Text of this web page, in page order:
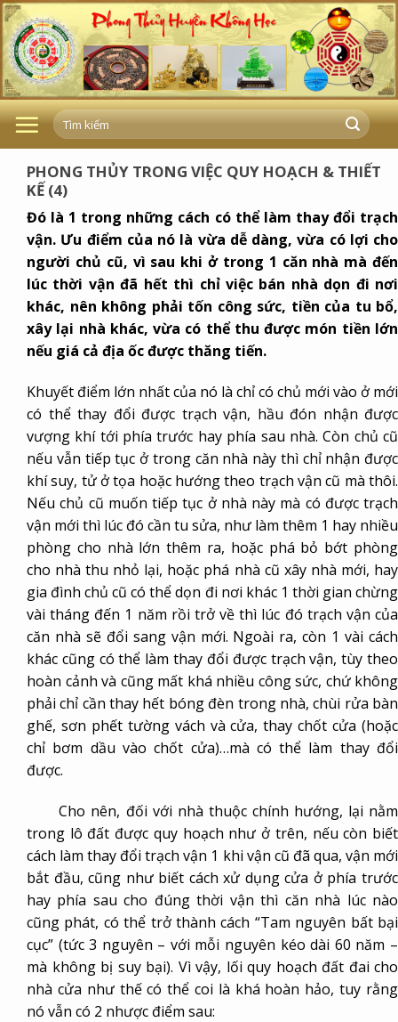
Skip
to
content
PHONG THỦY TRONG VIỆC QUY HOẠCH & THIẾT
KẾ (4)
Đó là 1 trong những cách có thể làm thay đổi trạch
vận. Ưu điểm của nó là vừa dễ dàng, vừa có lợi cho
người chủ cũ, vì sau khi ở trong 1 căn nhà mà đến
lúc thời vận đã hết thì chỉ việc bán nhà dọn đi nơi
khác, nên không phải tốn công sức, tiền của tu bổ,
xây lại nhà khác, vừa có thể thu được món tiền lớn
nếu giá cả địa ốc được thăng tiến.
Khuyết điểm lớn nhất của nó là chỉ có chủ mới vào ở mới
có thể thay đổi được trạch vận, hầu đón nhận được
vượng khí tới phía trước hay phía sau nhà. Còn chủ cũ
nếu vẫn tiếp tục ở trong căn nhà này thì chỉ nhận được
khí suy, tử ở tọa hoặc hướng theo trạch vận cũ mà thôi.
Nếu chủ cũ muốn tiếp tục ở nhà này mà có được trạch
vận mới thì lúc đó cần tu sửa, như làm thêm 1 hay nhiều
phòng cho nhà lớn thêm ra, hoặc phá bỏ bớt phòng
cho nhà thu nhỏ lại, hoặc phá nhà cũ xây nhà mới, hay
gia đình chủ cũ có thể dọn đi nơi khác 1 thời gian chừng
vài tháng đến 1 năm rồi trở về thì lúc đó trạch vận của
căn nhà sẽ đổi sang vận mới. Ngoài ra, còn 1 vài cách
khác cũng có thể làm thay đổi được trạch vận, tùy theo
hoàn cảnh và cũng mất khá nhiều công sức, chứ không
phải chỉ cần thay hết bóng đèn trong nhà, chùi rửa bàn
ghế, sơn phết tường vách và cửa, thay chốt cửa (hoặc
chỉ bơm dầu vào chốt cửa)…mà có thể làm thay đổi
được.
Cho nên, đối với nhà thuộc chính hướng, lại nằm
trong lô đất được quy hoạch như ở trên, nếu còn biết
cách làm thay đổi trạch vận 1 khi vận cũ đã qua, vận mới
bắt đầu, cũng như biết cách xử dụng cửa ở phía trước
hay phía sau cho đúng thời vận thì căn nhà lúc nào
cũng phát, có thể trở thành cách “Tam nguyên bất bại
cục” (tức 3 nguyên – với mỗi nguyên kéo dài 60 năm –
mà không bị suy bại). Vì vậy, lối quy hoạch đất đai cho
nhà cửa như thế có thể coi là khá hoàn hảo, tuy rằng
nó vẫn có 2 nhược điểm sau: